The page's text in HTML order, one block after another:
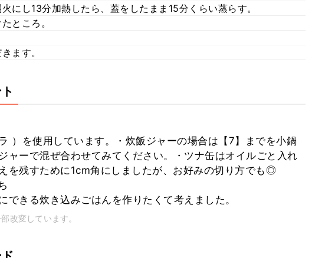
にし13分加熱したら、蓋をしたまま15分くらい蒸らす。
ところ。
ます。
）を使用しています。・炊飯ジャーの場合は【7】までを小鍋
ャーで混ぜ合わせてみてください。・ツナ缶はオイルごと入れ
を残すために1cm角にしましたが、お好みの切り方でも◎
できる炊き込みごはんを作りたくて考えました。
改変しています。